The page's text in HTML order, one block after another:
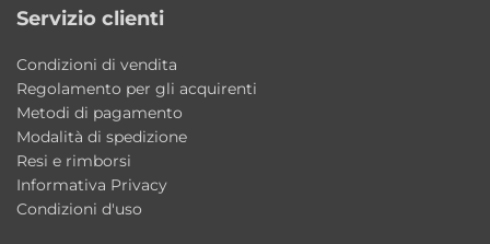
Installazione: da appoggio
Finitura: 4 lati smaltati
Colore: Bianco
Stile: moderno contemporaneo / minimal
Produzione: Made in Italy
Servizio clienti
Condizioni di vendita
Regolamento per gli acquirenti
Metodi di pagamento
Modalità di spedizione
Resi e rimborsi
Informativa Privacy
Condizioni d'uso